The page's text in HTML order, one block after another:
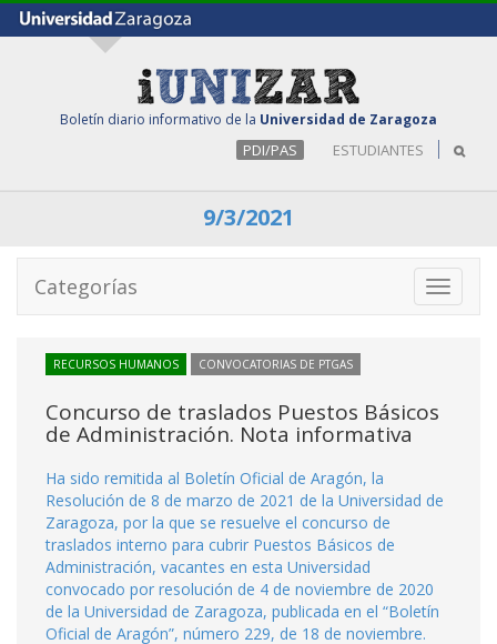
Boletín diario informativo de la Universidad de Zaragoza
PDI/PAS ESTUDIANTES
9/3/2021
Toggle
Categorías
RECURSOS HUMANOS CONVOCATORIAS DE PTGAS
Concurso de traslados Puestos Básicos
de Administración. Nota informativa
Ha sido remitida al Boletín Oficial de Aragón, la
Resolución de 8 de marzo de 2021 de la Universidad de
Zaragoza, por la que se resuelve el concurso de
traslados interno para cubrir Puestos Básicos de
Administración, vacantes en esta Universidad
convocado por resolución de 4 de noviembre de 2020
de la Universidad de Zaragoza, publicada en el “Boletín
Oficial de Aragón”, número 229, de 18 de noviembre.